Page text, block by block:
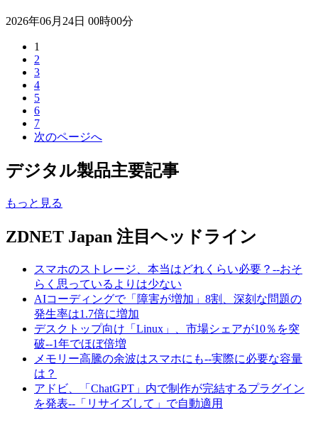
2026年06月24日 00時00分
1
2
3
4
5
6
7
次のページへ
デジタル製品主要記事
もっと見る
ZDNET Japan 注目ヘッドライン
スマホのストレージ、本当はどれくらい必要？--おそ
らく思っているよりは少ない
AIコーディングで「障害が増加」8割、深刻な問題の
発生率は1.7倍に増加
デスクトップ向け「Linux」、市場シェアが10％を突
破--1年でほぼ倍増
メモリー高騰の余波はスマホにも--実際に必要な容量
は？
アドビ、「ChatGPT」内で制作が完結するプラグイン
を発表--「リサイズして」で自動適用